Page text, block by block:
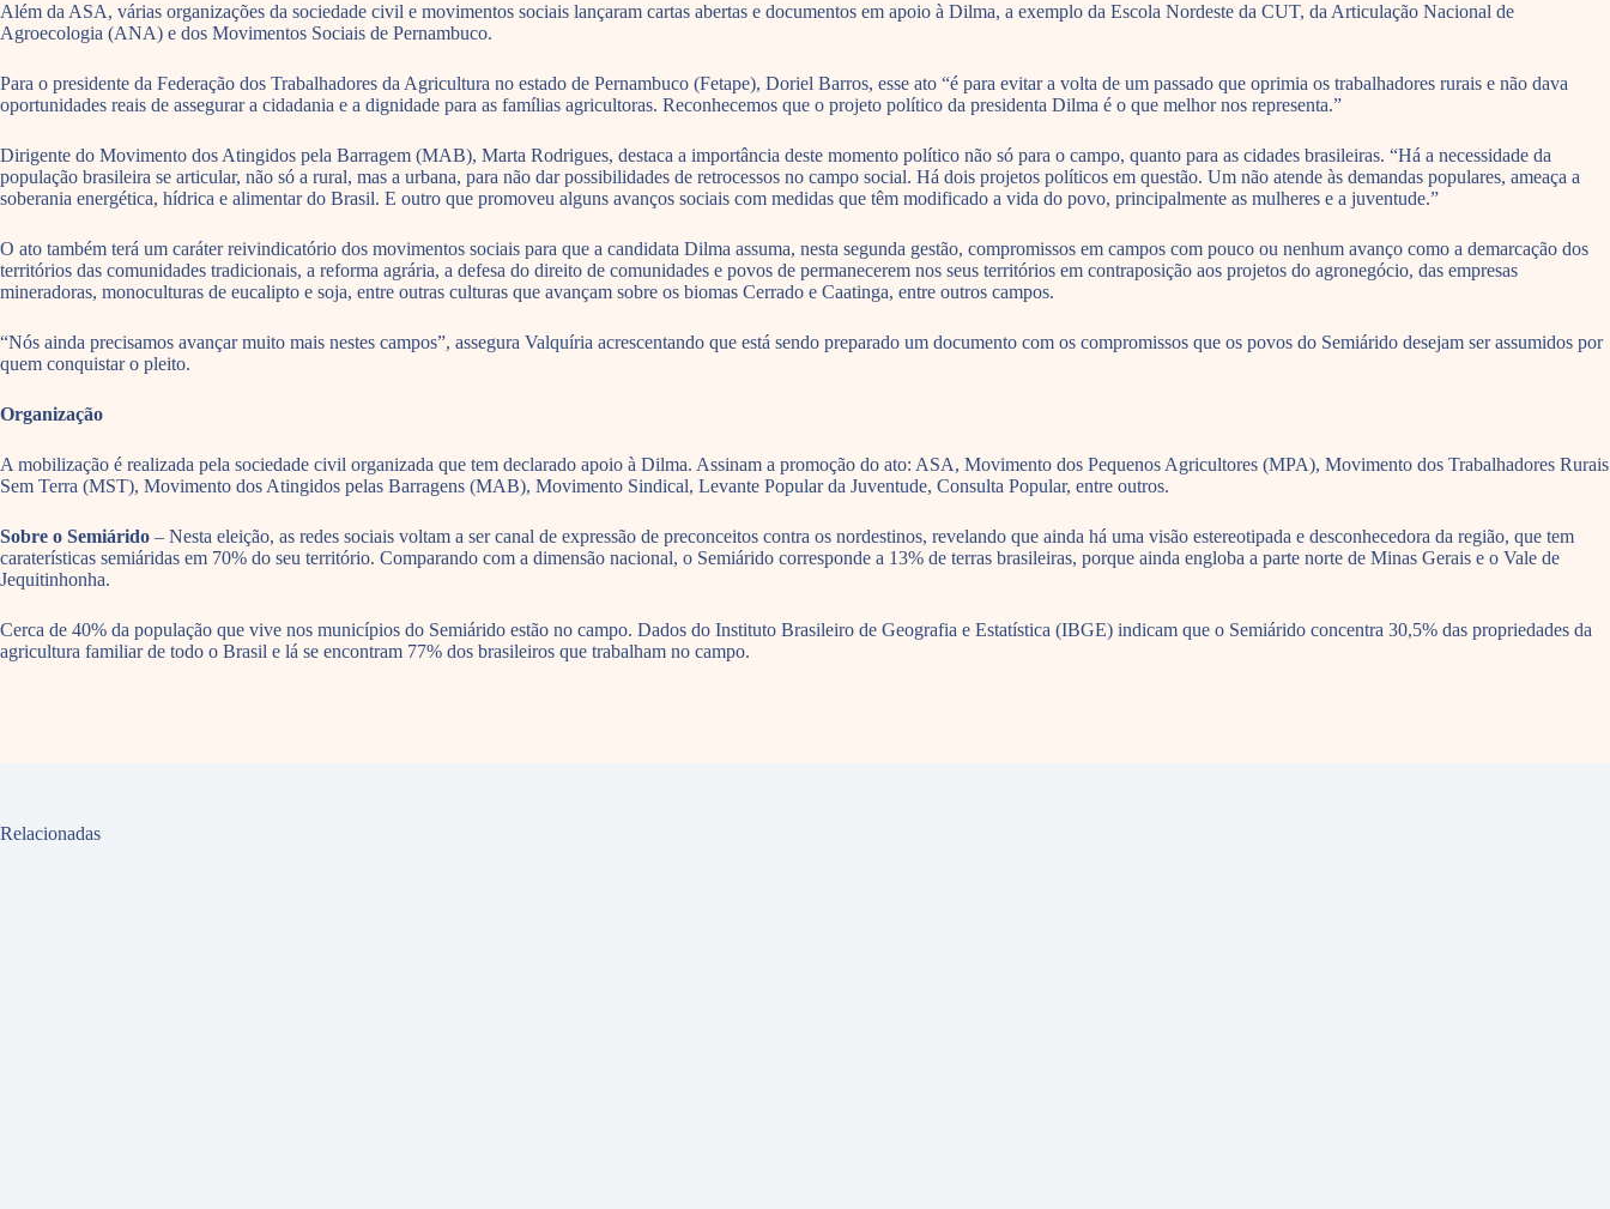
Além da ASA, várias organizações da sociedade civil e movimentos sociais lançaram cartas abertas e documentos em apoio à Dilma, a exemplo da Escola Nordeste da CUT, da Articulação Nacional de
Agroecologia (ANA) e dos Movimentos Sociais de Pernambuco.
Para o presidente da Federação dos Trabalhadores da Agricultura no estado de Pernambuco (Fetape), Doriel Barros, esse ato “é para evitar a volta de um passado que oprimia os trabalhadores rurais e não dava
oportunidades reais de assegurar a cidadania e a dignidade para as famílias agricultoras. Reconhecemos que o projeto político da presidenta Dilma é o que melhor nos representa.”
Dirigente do Movimento dos Atingidos pela Barragem (MAB), Marta Rodrigues, destaca a importância deste momento político não só para o campo, quanto para as cidades brasileiras. “Há a necessidade da
população brasileira se articular, não só a rural, mas a urbana, para não dar possibilidades de retrocessos no campo social. Há dois projetos políticos em questão. Um não atende às demandas populares, ameaça a
soberania energética, hídrica e alimentar do Brasil. E outro que promoveu alguns avanços sociais com medidas que têm modificado a vida do povo, principalmente as mulheres e a juventude.”
O ato também terá um caráter reivindicatório dos movimentos sociais para que a candidata Dilma assuma, nesta segunda gestão, compromissos em campos com pouco ou nenhum avanço como a demarcação dos
territórios das comunidades tradicionais, a reforma agrária, a defesa do direito de comunidades e povos de permanecerem nos seus territórios em contraposição aos projetos do agronegócio, das empresas
mineradoras, monoculturas de eucalipto e soja, entre outras culturas que avançam sobre os biomas Cerrado e Caatinga, entre outros campos.
“Nós ainda precisamos avançar muito mais nestes campos”, assegura Valquíria acrescentando que está sendo preparado um documento com os compromissos que os povos do Semiárido desejam ser assumidos por
quem conquistar o pleito.
Organização
A mobilização é realizada pela sociedade civil organizada que tem declarado apoio à Dilma. Assinam a promoção do ato: ASA, Movimento dos Pequenos Agricultores (MPA), Movimento dos Trabalhadores Rurais
Sem Terra (MST), Movimento dos Atingidos pelas Barragens (MAB), Movimento Sindical, Levante Popular da Juventude, Consulta Popular, entre outros.
Sobre o Semiárido – Nesta eleição, as redes sociais voltam a ser canal de expressão de preconceitos contra os nordestinos, revelando que ainda há uma visão estereotipada e desconhecedora da região, que tem
caraterísticas semiáridas em 70% do seu território. Comparando com a dimensão nacional, o Semiárido corresponde a 13% de terras brasileiras, porque ainda engloba a parte norte de Minas Gerais e o Vale de
Jequitinhonha.
Cerca de 40% da população que vive nos municípios do Semiárido estão no campo. Dados do Instituto Brasileiro de Geografia e Estatística (IBGE) indicam que o Semiárido concentra 30,5% das propriedades da
agricultura familiar de todo o Brasil e lá se encontram 77% dos brasileiros que trabalham no campo.
Relacionadas